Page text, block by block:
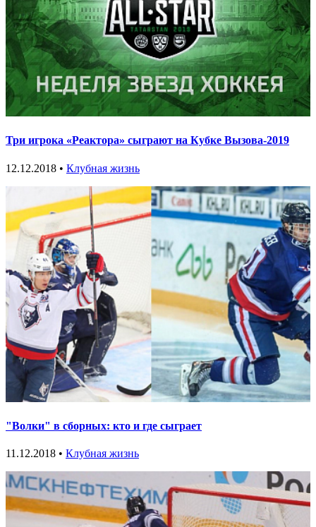
Три игрока «Реактора» сыграют на Кубке Вызова-2019
12.12.2018 • Клубная жизнь
"Волки" в сборных: кто и где сыграет
11.12.2018 • Клубная жизнь